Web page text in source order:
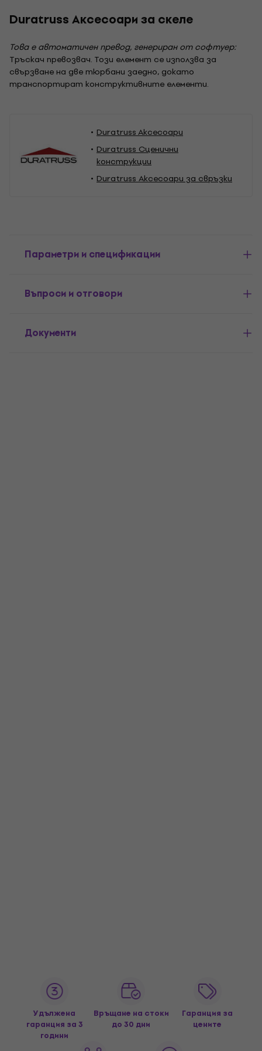
Duratruss Аксесоари за скеле
Това е автоматичен превод, генериран от софтуер:
Тръскач превозвач. Този елемент се използва за
свързване на две тюрбани заедно, докато
транспортират конструктивните елементи.
Duratruss Aксесоари
Duratruss Сценични
конструкции
Duratruss Аксесоари за свръзки
Параметри и спецификации
Въпроси и отговори
Документи
Удължена
гаранция за 3
години
Връщане на стоки
до 30 дни
Гаранция за
цените